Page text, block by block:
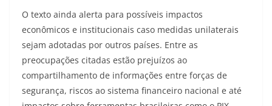
O texto ainda alerta para possíveis impactos
econômicos e institucionais caso medidas unilaterais
sejam adotadas por outros países. Entre as
preocupações citadas estão prejuízos ao
compartilhamento de informações entre forças de
segurança, riscos ao sistema financeiro nacional e até